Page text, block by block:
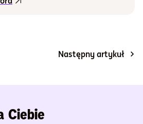
Następny artykuł
Ciebie